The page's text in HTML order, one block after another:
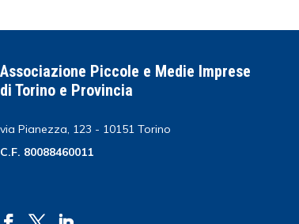
Associazione Piccole e Medie Imprese
di Torino e Provincia
via Pianezza, 123 - 10151 Torino
C.F. 80088460011